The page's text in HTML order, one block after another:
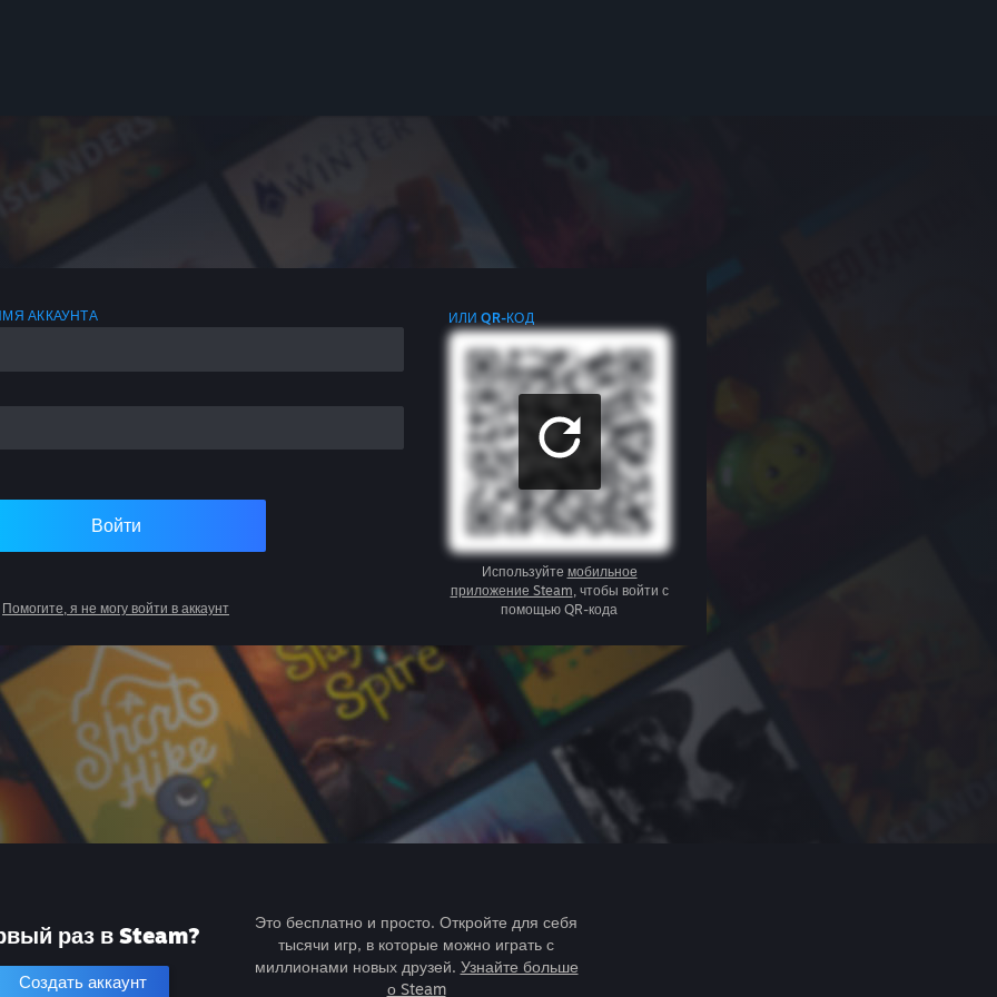
АККАУНТА
Войти
Помогите, я не могу войти в аккаунт
ИЛИ QR-КОД
Используйте мобильное
приложение Steam, чтобы войти с
помощью QR-кода
раз в Steam?
Создать аккаунт
Это бесплатно и просто. Откройте для себя
тысячи игр, в которые можно играть с
миллионами новых друзей. Узнайте больше
о Steam